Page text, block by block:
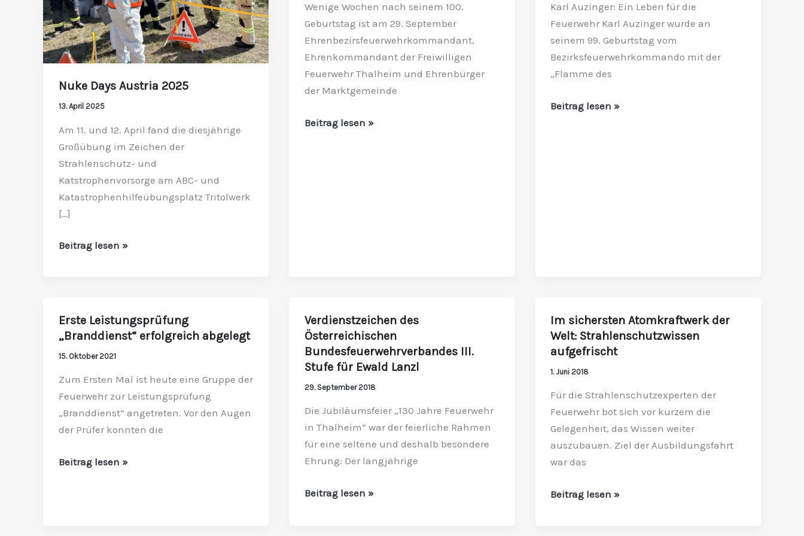
Nuke Days Austria 2025
13. April 2025
Am 11. und 12. April fand die diesjährige
Großübung im Zeichen der
Strahlenschutz- und
Katstrophenvorsorge am ABC- und
Katastrophenhilfeübungsplatz Tritolwerk
[…]
Beitrag lesen »
Wenige Wochen nach seinem 100.
Geburtstag ist am 29. September
Ehrenbezirsfeuerwehrkommandant,
Ehrenkommandant der Freiwilligen
Feuerwehr Thalheim und Ehrenbürger
der Marktgemeinde
Auzinger
Beitrag lesen »
Karl Auzinger: Ein Leben für die
Feuerwehr Karl Auzinger wurde an
seinem 99. Geburtstag vom
Bezirksfeuerwehrkommando mit der
„Flamme des
Beitrag lesen »
Erste Leistungsprüfung
„Branddienst“ erfolgreich abgelegt
15. Oktober 2021
Zum Ersten Mal ist heute eine Gruppe der
Feuerwehr zur Leistungsprüfung
„Branddienst“ angetreten. Vor den Augen
der Prüfer konnten die
Erste
Leistungsprüfung
„Branddienst“
Beitrag lesen »
Verdienstzeichen des
Österreichischen
Bundesfeuerwehrverbandes III.
Stufe für Ewald Lanzl
29. September 2018
Die Jubiläumsfeier „130 Jahre Feuerwehr
in Thalheim“ war der feierliche Rahmen
für eine seltene und deshalb besondere
Ehrung: Der langjährige
Verdienstzeichen
des
Österreichischen
Bundesfeuerwehrverbandes
III.
Beitrag lesen »
Im sichersten Atomkraftwerk der
Welt: Strahlenschutzwissen
aufgefrischt
1. Juni 2018
Für die Strahlenschutzexperten der
Feuerwehr bot sich vor kurzem die
Gelegenheit, das Wissen weiter
auszubauen. Ziel der Ausbildungsfahrt
war das
Im
sichersten
Atomkraftwerk
der
Beitrag lesen »